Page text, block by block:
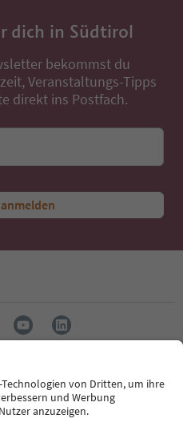
dich in Südtirol
bekommst du
Veranstaltungs-Tipps
direkt ins Postfach.